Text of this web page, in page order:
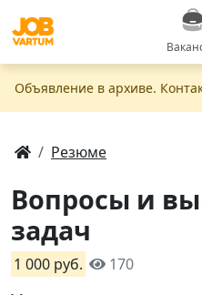
Объявление в apxивe.
Резюме
Вопросы и
задач
1 000 руб. 170